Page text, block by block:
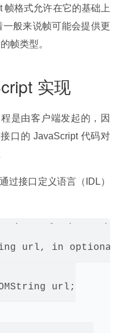
帧格式允许在它的基础上
般来说帧可能会提供更
帧类型。
实现
是由客户端发起的，因
口的 JavaScript 代码对
过接口定义语言（IDL）
url, in optional
url;